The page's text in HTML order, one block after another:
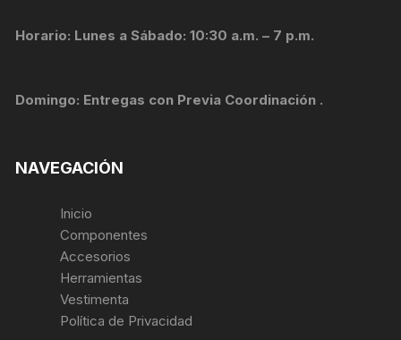
Horario: Lunes a Sábado: 10:30 a.m. – 7 p.m.
Domingo: Entregas con Previa Coordinación .
NAVEGACIÓN
Inicio
Componentes
Accesorios
Herramientas
Vestimenta
Política de Privacidad